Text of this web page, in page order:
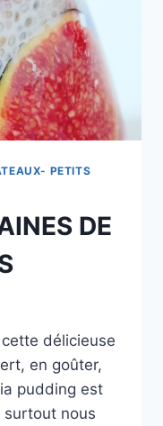
PETITS
DE
délicieuse
en goûter,
pudding est
nous